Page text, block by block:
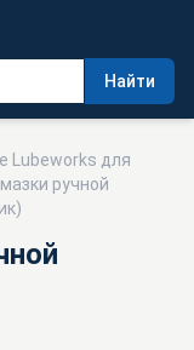
Найти
Lubeworks для
ручной